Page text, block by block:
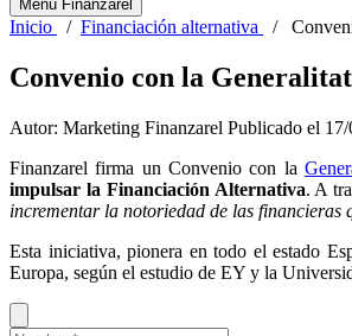
Menú Finanzarel
Inicio / Financiación alternativa /
Convenio con la
Autor: Marketing Finanzarel Publicado el
Finanzarel firma un Convenio con la
impulsar la Financiación Alternativa. A
incrementar la notoriedad de las financieras
Esta iniciativa, pionera en todo el estado
Europa, según el estudio de EY y la